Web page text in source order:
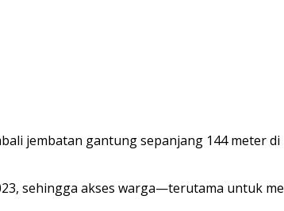
jembatan gantung sepanjang 144 meter
sehingga akses warga—terutama untuk